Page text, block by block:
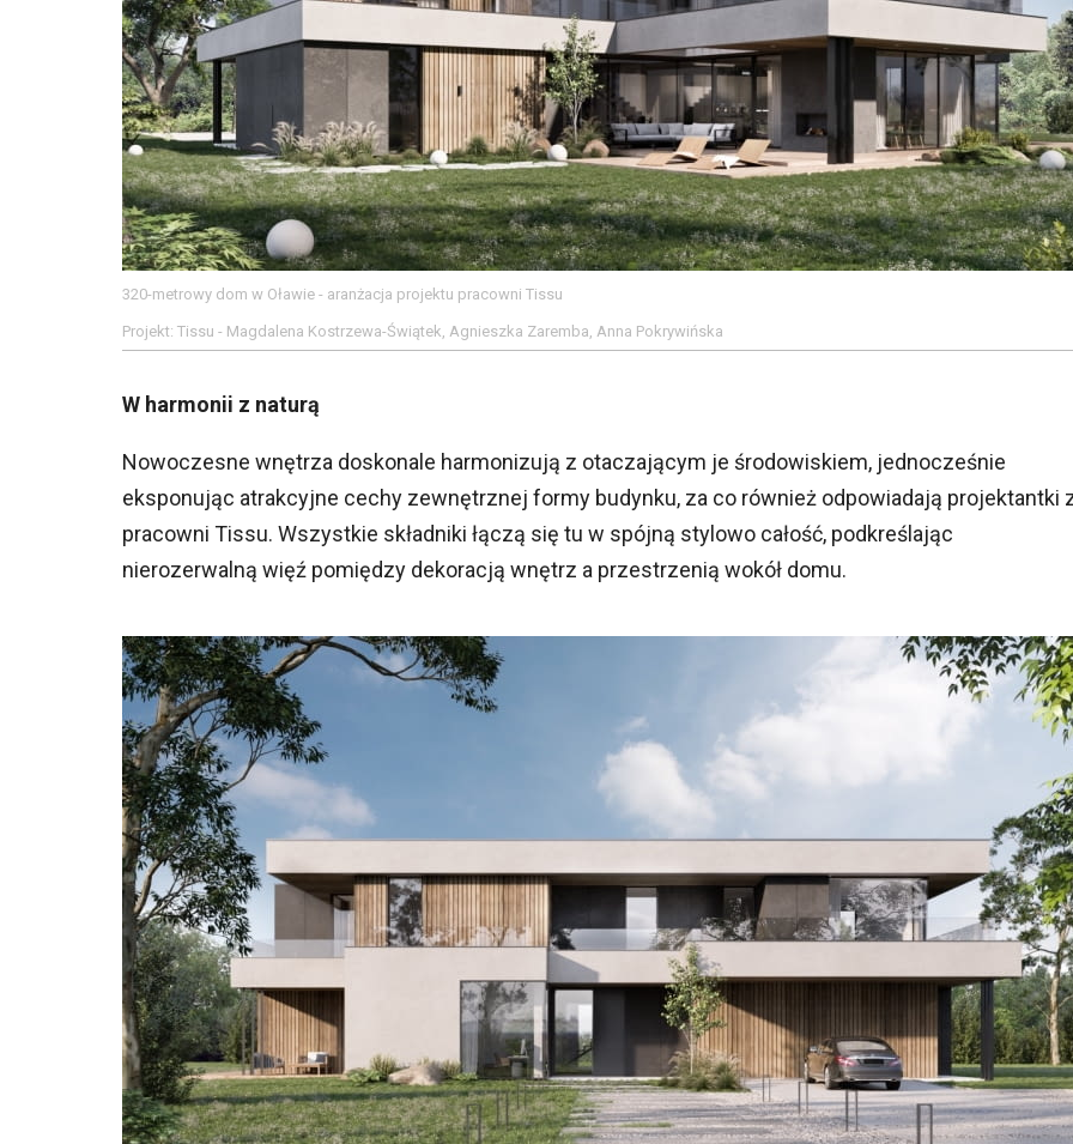
320-metrowy dom w Oławie - aranżacja projektu pracowni Tissu
Projekt: Tissu - Magdalena Kostrzewa-Świątek, Agnieszka Zaremba, Anna Pokrywińska
W harmonii z naturą
Nowoczesne wnętrza doskonale harmonizują z otaczającym je środowiskiem, jednocześnie
eksponując atrakcyjne cechy zewnętrznej formy budynku, za co również odpowiadają projektantki
pracowni Tissu. Wszystkie składniki łączą się tu w spójną stylowo całość, podkreślając
nierozerwalną więź pomiędzy dekoracją wnętrz a przestrzenią wokół domu.